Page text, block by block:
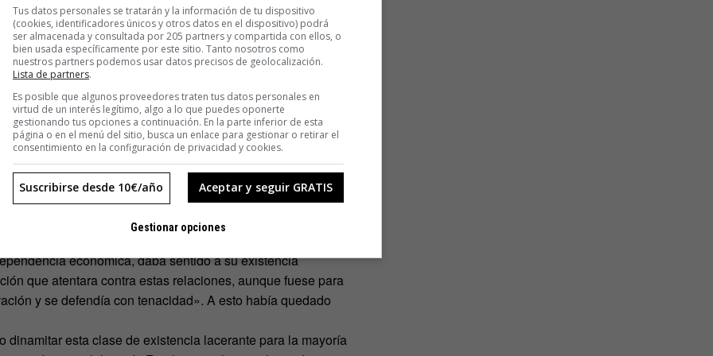
es que el mensaje de su obra más importante,La
en muchos aspectos.
sería complicado. Haber, habrá padres hoy en día que
tendrán el valor de admitirlo en público so pena de
su día, se quejó de la situación de una amplia mayoría de
natural a la masturbación «con mayor o menor
nocivas como retener la eyaculación. Adentrarse en la
contra la excitación, un forcejeo constante contra la propia
del matrimonio. Una contradicción entre los
la que se obtiene «rutina acomodaticia» a cambio de
decir, una vida sexual «ordenada desde el exterior».
económica, daba sentido a su existencia
que atentara contra estas relaciones, aunque fuese para
y se defendía con tenacidad». A esto había quedado
esta clase de existencia lacerante para la mayoría
Tus datos personales se tratarán y la información de tu dispositivo
(cookies, identificadores únicos y otros datos en el dispositivo) podrá
ser almacenada y consultada por 205 partners y compartida con ellos, o
bien usada específicamente por este sitio. Tanto nosotros como
nuestros partners podemos usar datos precisos de geolocalización.
Lista de partners.
Es posible que algunos proveedores traten tus datos personales en
virtud de un interés legítimo, algo a lo que puedes oponerte
gestionando tus opciones a continuación. En la parte inferior de esta
página o en el menú del sitio, busca un enlace para gestionar o retirar el
consentimiento en la configuración de privacidad y cookies.
Aceptar y seguir GRATIS
Suscribirse desde 10€/año
Gestionar opciones